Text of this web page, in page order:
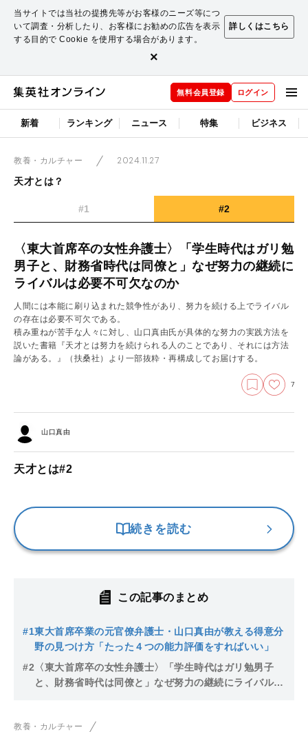
当サイトでは当社の提携先等がお客様のニーズ等につ
いて調査・分析したり、お客様にお勧めの広告を表示
する目的で Cookie を使用する場合があります。
詳しくはこちら
×
無料会員登録 ログイン
新着 ランキング ニュース 特集 ビジネス
教養・カルチャー
2024.11.27
天才とは？
#1 #2
〈東大首席卒の女性弁護士〉「学生時代はガリ勉
男子と、財務省時代は同僚と」なぜ努力の継続に
ライバルは必要不可欠なのか
人間には本能に刷り込まれた競争性があり、努力を続ける上でライバル
の存在は必要不可欠である。
積み重ねが苦手な人々に対し、山口真由氏が具体的な努力の実践方法を
説いた書籍『天才とは努力を続けられる人のことであり、それには方法
論がある。』（扶桑社）より一部抜粋・再構成してお届けする。
7
山口真由
天才とは#2
続きを読む
この記事のまとめ
#1東大首席卒業の元官僚弁護士・山口真由が教える得意分
野の見つけ方「たった４つの能力評価をすればいい」
#2 〈東大首席卒の女性弁護士〉「学生時代はガリ勉男子
と、財務省時代は同僚と」なぜ努力の継続にライバルは
教養・カルチャー